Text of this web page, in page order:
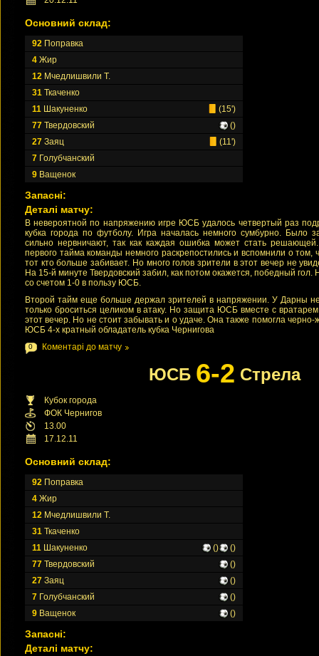
Основний склад:
92 Поправка
4 Жир
12 Мчедлишвили Т.
31 Ткаченко
11 Шакуненко
(15')
77 Твердовский
()
27 Заяц
(11')
7 Голубчанский
9 Ващенок
Запасні:
Деталі матчу:
В невероятной по напряжению игре ЮСБ удалось четвертый раз
кубка города по футболу. Игра началась немного сумбурно. Было
сильно нервничают, так как каждая ошибка может стать
первого тайма команды немного раскрепостились и вспомнили о том,
тот кто больше забивает. Но много голов зрители в этот вечер не
На 15-й минуте Твердовский забил, как потом окажется, победный
со счетом 1-0 в пользу ЮСБ.
Второй тайм еще больше держал зрителей в напряжении. У Дарны не
только броситься целиком в атаку. Но защита ЮСБ вместе с
этот вечер. Но не стоит забывать и о удаче. Она также помогла
ЮСБ 4-х кратный обладатель кубка Чернигова
0 Коментарі до матчу
ЮСБ 6-2 Стрела
Кубок города
ФОК Чернигов
13.00
17.12.11
Основний склад:
92 Поправка
4 Жир
12 Мчедлишвили Т.
31 Ткаченко
11 Шакуненко ()
()
77 Твердовский
()
27 Заяц
()
7 Голубчанский
()
9 Ващенок ()
Запасні:
Деталі матчу: